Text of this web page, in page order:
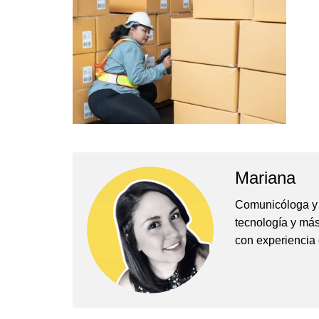
Empresas y Negocios
Automotos
Espectáculos
Trendy News
Mariana
Comunicóloga
tecnología y
con experiencia